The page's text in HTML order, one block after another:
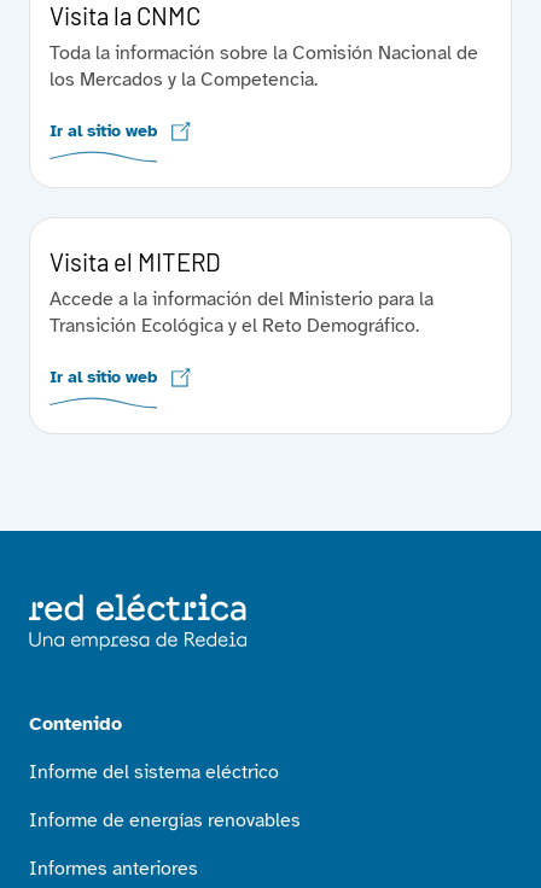
Visita la CNMC
Toda la información sobre la Comisión Nacional de
los Mercados y la Competencia.
Ir al sitio web
Visita el MITERD
Accede a la información del Ministerio para la
Transición Ecológica y el Reto Demográfico.
Ir al sitio web
Contenido
Informe del sistema eléctrico
Informe de energías renovables
Informes anteriores